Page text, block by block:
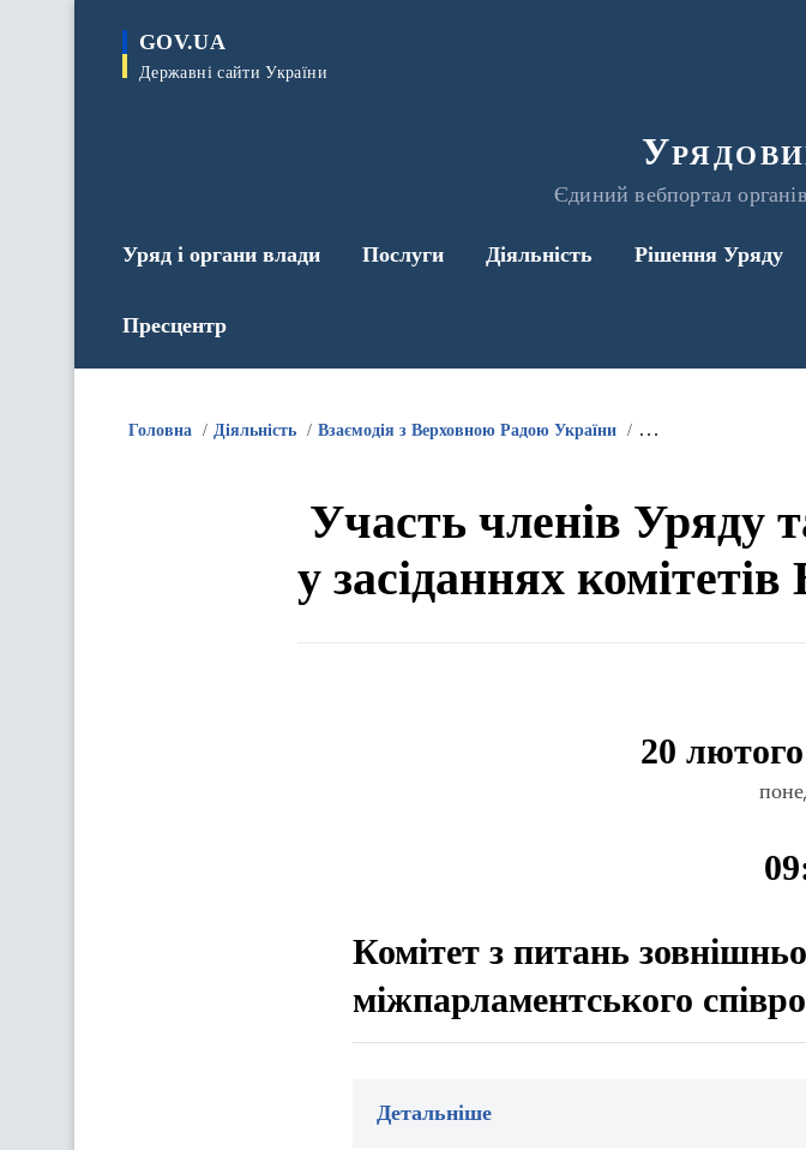
GOV.UA
Державні сайти України
Єдиний вебпортал
Уряд і органи влади Послуги Діяльність Рішення Уряду
Пресцентр
Головна Діяльність Взаємодія з Верховною Радою України Інформація про
Участь членів Уряду
у засіданнях
20
Комітет з питань
міжпарламентського
Детальніше